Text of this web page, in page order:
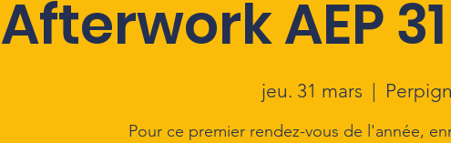
Afterwork AEP
jeu. 31 mars
  |
Pour ce premier rendez-vous de l'année,